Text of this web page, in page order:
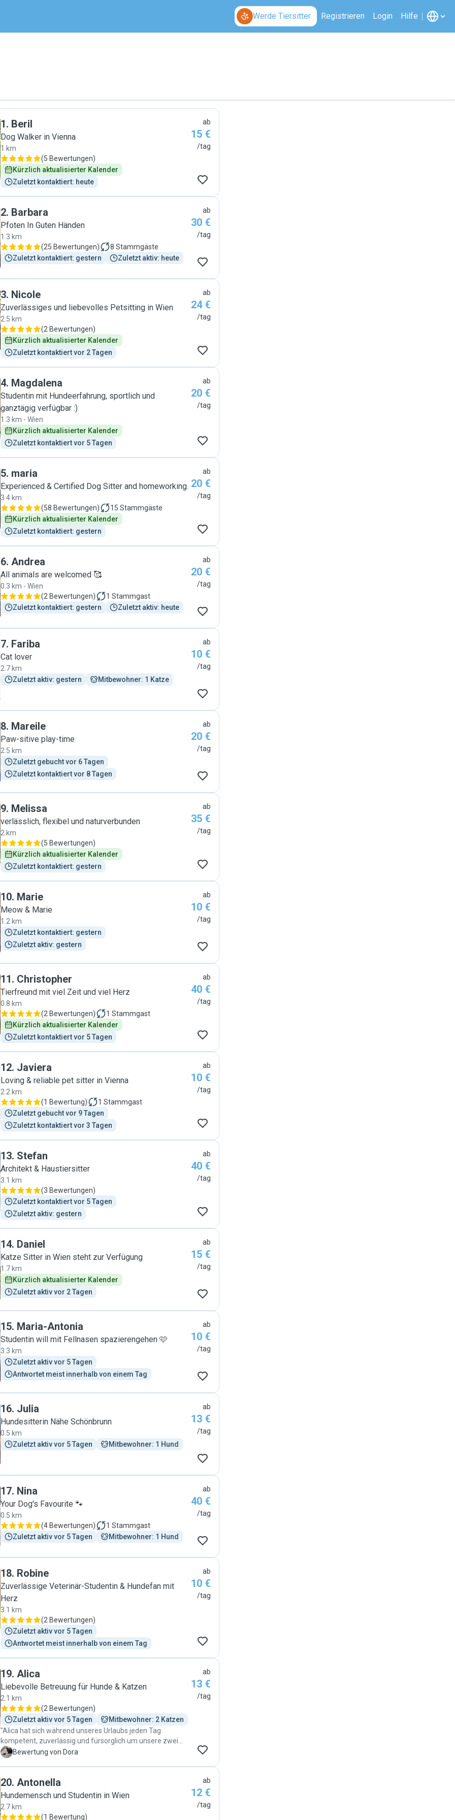
Werde Tiersitter Registrieren Login Hilfe
1. Beril
Dog Walker in Vienna
1 km
(5 Bewertungen)
Kürzlich aktualisierter Kalender
Zuletzt kontaktiert: heute
ab
15 €
/tag
2. Barbara
Pfoten In Guten Händen
1.3 km
(25 Bewertungen) 8 Stammgäste
Zuletzt kontaktiert: gestern
Zuletzt aktiv: heute
ab
30 €
/tag
3. Nicole
Zuverlässiges und liebevolles Petsitting in Wien
2.5 km
(2 Bewertungen)
Kürzlich aktualisierter Kalender
Zuletzt kontaktiert vor 2 Tagen
ab
24 €
/tag
4. Magdalena
Studentin mit Hundeerfahrung, sportlich und
ganztägig verfügbar :)
1.3 km - Wien
Kürzlich aktualisierter Kalender
Zuletzt kontaktiert vor 5 Tagen
ab
20 €
/tag
5. maria
Experienced & Certified Dog Sitter and homeworking.
3.4 km
(58 Bewertungen) 15 Stammgäste
Kürzlich aktualisierter Kalender
Zuletzt kontaktiert: gestern
ab
20 €
/tag
6. Andrea
All animals are welcomed 🥰
0.3 km - Wien
(2 Bewertungen) 1 Stammgast
Zuletzt kontaktiert: gestern
Zuletzt aktiv: heute
ab
20 €
/tag
7. Fariba
Cat lover
2.7 km
Zuletzt aktiv: gestern
Mitbewohner: 1 Katze
ab
10 €
/tag
8. Mareile
Paw-sitive play-time
2.5 km
Zuletzt gebucht vor 6 Tagen
Zuletzt kontaktiert vor 8 Tagen
ab
20 €
/tag
9. Melissa
verlässlich, flexibel und naturverbunden
2 km
(5 Bewertungen)
Kürzlich aktualisierter Kalender
Zuletzt kontaktiert: gestern
ab
35 €
/tag
10. Marie
Meow & Marie
1.2 km
Zuletzt kontaktiert: gestern
Zuletzt aktiv: gestern
ab
10 €
/tag
11. Christopher
Tierfreund mit viel Zeit und viel Herz
0.8 km
(2 Bewertungen) 1 Stammgast
Kürzlich aktualisierter Kalender
Zuletzt kontaktiert vor 5 Tagen
ab
40 €
/tag
12. Javiera
Loving & reliable pet sitter in Vienna
2.2 km
(1 Bewertung) 1 Stammgast
Zuletzt gebucht vor 9 Tagen
Zuletzt kontaktiert vor 3 Tagen
ab
10 €
/tag
13. Stefan
Architekt & Haustiersitter
3.1 km
(3 Bewertungen)
Zuletzt kontaktiert vor 5 Tagen
Zuletzt aktiv: gestern
ab
40 €
/tag
14. Daniel
Katze Sitter in Wien steht zur Verfügung
1.7 km
Kürzlich aktualisierter Kalender
Zuletzt aktiv vor 2 Tagen
ab
15 €
/tag
15. Maria-Antonia
Studentin will mit Fellnasen spazierengehen 🩷
3.3 km
Zuletzt aktiv vor 5 Tagen
Antwortet meist innerhalb von einem Tag
ab
10 €
/tag
16. Julia
Hundesitterin Nähe Schönbrunn
0.5 km
Zuletzt aktiv vor 5 Tagen
Mitbewohner: 1 Hund
ab
13 €
/tag
17. Nina
Your Dog's Favourite 🐾
0.5 km
(4 Bewertungen) 1 Stammgast
Zuletzt aktiv vor 5 Tagen
Mitbewohner: 1 Hund
ab
40 €
/tag
18. Robine
Zuverlässige Veterinär-Studentin & Hundefan mit
Herz
3.1 km
(2 Bewertungen)
Zuletzt aktiv vor 5 Tagen
Antwortet meist innerhalb von einem Tag
ab
10 €
/tag
19. Alica
Liebevolle Betreuung für Hunde & Katzen
2.1 km
(2 Bewertungen)
Zuletzt aktiv vor 5 Tagen
Mitbewohner: 2 Katzen
"Alica hat sich während unseres Urlaubs jeden Tag
kompetent, zuverlässig und fürsorglich um unsere zwei
Katzen gekümmert. Auch die Kommunikation
D Bewertung von Dora
ab
13 €
/tag
20. Antonella
Hundemensch und Studentin in Wien
2.7 km
(1 Bewertung)
ab
12 €
/tag